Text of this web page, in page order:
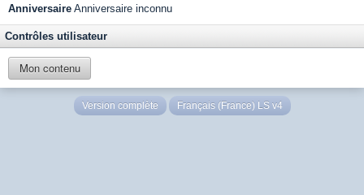
Anniversaire Anniversaire inconnu
Contrôles utilisateur
Mon contenu
Version complète Français (France) LS v4